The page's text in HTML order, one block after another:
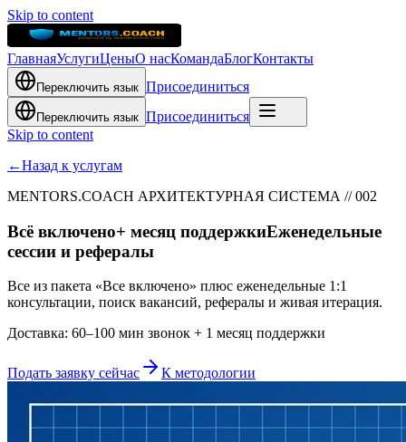
Skip to content
ГлавнаяУслугиЦеныО насКомандаБлогКонтакты
Переключить язык Присоединиться
Переключить язык Присоединиться
Skip to content
←Назад к услугам
MENTORS.COACH АРХИТЕКТУРНАЯ СИСТЕМА // 002
Всё включено+ месяц поддержкиЕженедельные
сессии и рефералы
Все из пакета «Все включено» плюс еженедельные 1:1
консультации, поиск вакансий, рефералы и живая итерация.
Доставка: 60–100 мин звонок + 1 месяц поддержки
Подать заявку сейчас К методологии